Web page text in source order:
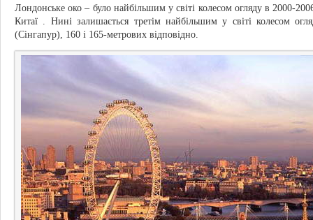
Лондонське око – було найбільшим у світі колесом огляду в 2000-
Китаї . Нині залишається третім найбільшим у світі колесом
(Сінгапур), 160 і 165-метрових відповідно.